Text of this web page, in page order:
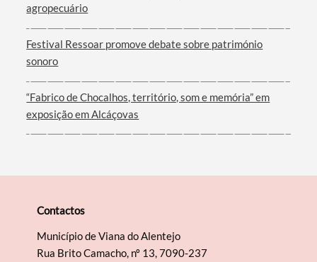
agropecuário
Festival Ressoar promove debate sobre património
sonoro
“Fabrico de Chocalhos, território, som e memória” em
exposição em Alcáçovas
Contactos
Município de Viana do Alentejo
Rua Brito Camacho, nº 13, 7090-237